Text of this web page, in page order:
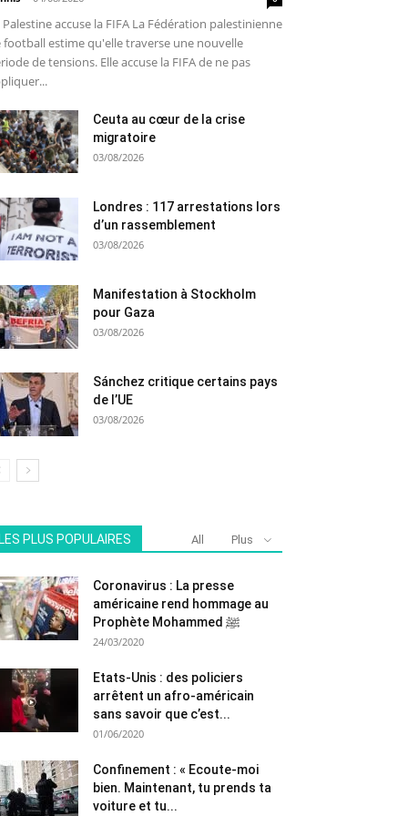
Palestine accuse la FIFA La Fédération palestinienne
football estime qu'elle traverse une nouvelle
de tensions. Elle accuse la FIFA de ne pas
Ceuta au cœur de la crise
migratoire
03/08/2026
Londres : 117 arrestations lors
d’un rassemblement
03/08/2026
Manifestation à Stockholm
pour Gaza
03/08/2026
Sánchez critique certains pays
de l’UE
03/08/2026
LES PLUS POPULAIRES All Plus
Coronavirus : La presse
américaine rend hommage au
Prophète Mohammed ﷺ
24/03/2020
Etats-Unis : des policiers
arrêtent un afro-américain
sans savoir que c’est...
01/06/2020
Confinement : « Ecoute-moi
bien. Maintenant, tu prends ta
voiture et tu...